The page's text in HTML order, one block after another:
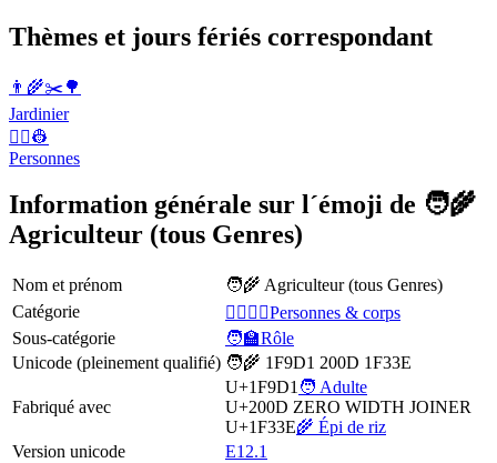
Thèmes et jours fériés correspondant
👨‍🌾✂️🌳
Jardinier
👨‍✈️👷
Personnes
Information générale sur l´émoji de 🧑‍🌾
Agriculteur (tous Genres)
Nom et prénom
🧑‍🌾 Agriculteur (tous Genres)
Catégorie
👩‍❤️‍💋‍👨Personnes & corps
Sous-catégorie
🧑‍🏫Rôle
Unicode (pleinement qualifié) 🧑‍🌾 1F9D1 200D 1F33E
Fabriqué avec
U+1F9D1 🧑 Adulte
U+200D ZERO WIDTH JOINER
U+1F33E🌾 Épi de riz
Version unicode
E12.1